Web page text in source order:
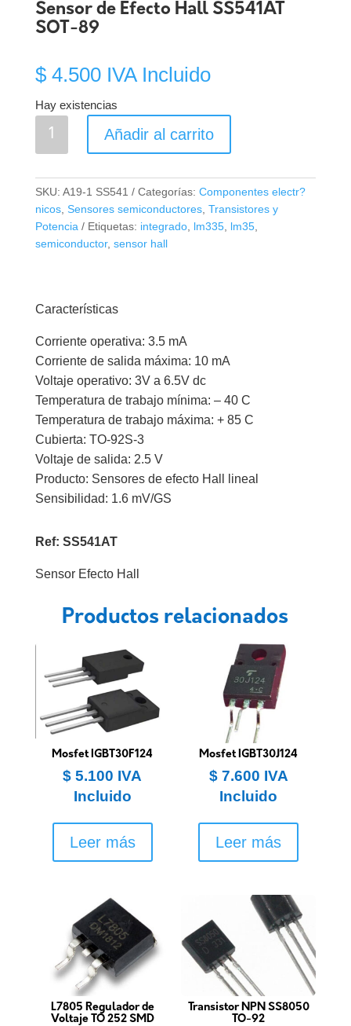
Sensor de Efecto Hall SS541AT
SOT-89
$4.500 IVA Incluido
Hay existencias
Sensor
SS541AT
SOT-
89
Añadir al carrito
SKU: A19-1 SS541 Categorías: Componentes electr?
nicos, Sensores semiconductores, Transistores y
Potencia
Etiquetas: integrado, lm335, lm35,
semiconductor, sensor hall
Características
Corriente operativa: 3.5 mA
Corriente de salida máxima: 10 mA
Voltaje operativo: 3V a 6.5V dc
Temperatura de trabajo mínima: – 40 C
Temperatura de trabajo máxima: + 85 C
Cubierta: TO-92S-3
Voltaje de salida: 2.5 V
Producto: Sensores de efecto Hall lineal
Sensibilidad: 1.6 mV/GS
Ref: SS541AT
Sensor Efecto Hall
Productos relacionados
Mosfet IGBT30F124
$ 5.100 IVA
Incluido
Leer más
Mosfet IGBT30J124
$7.600 IVA
Incluido
Leer más
L7805 Regulador de
Voltaje TO 252 SMD
Transistor NPN SS8050
TO-92